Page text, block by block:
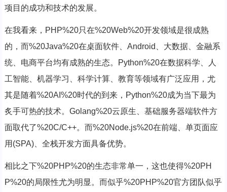
项目的成功和技术的发展。
在我看来，PHP%20只在%20Web%20开发领域是很成熟
的，而%20Java%20在桌面软件、Android、大数据、金融系
统、电商平台均有成熟的生态。Python%20在数据科学、人
工智能、机器学习、科学计算、教育等领域有广泛应用，尤
其是随着%20AI%20时代的到来，Python%20成为当下最为
炙手可热的技术。Golang%20云原生、基础服务器端软件方
面取代了%20C/C++。而%20Node.js%20在前端、单页面应
用(SPA)、全栈开发方面具备优势。
相比之下%20PHP%20的生态非常单一，这也使得%20PH
P%20的局限性尤为明显。而似乎%20PHP%20官方团队似乎